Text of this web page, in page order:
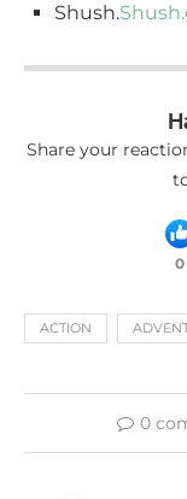
Shush.Shush.
Share your
0
ACTION
0